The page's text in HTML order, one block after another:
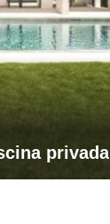
privada